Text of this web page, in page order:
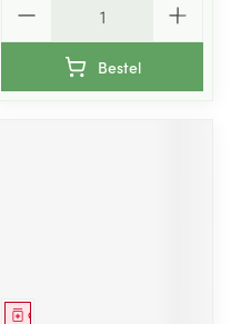
Bestel
Geneesmiddel